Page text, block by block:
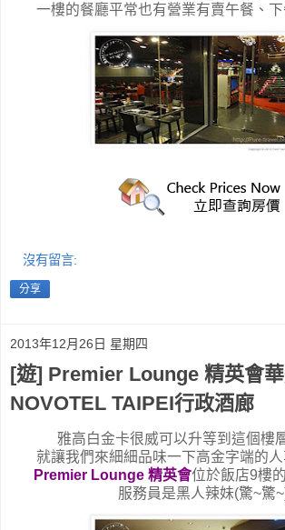
一樓的餐廳平常也有營業有賣午餐、
沒有留言:
分享
2013年12月26日 星期四
[遊] Premier Lounge 精英會
NOVOTEL TAIPEI行政酒廊
雅高白金卡很威可以升等到這個樓
就讓我們來細細品味一下高金字端的
Premier Lounge 精英會位於飯店9樓
服務員是黑人辣妹(驚~驚